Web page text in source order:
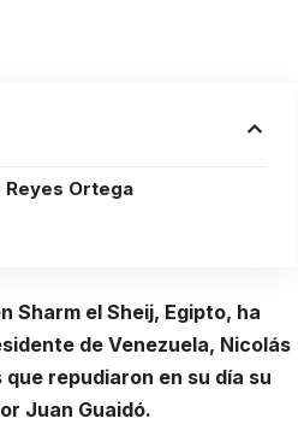
Reyes Ortega
Sharm el Sheij, Egipto, ha
de Venezuela, Nicolás
repudiaron en su día su
Juan Guaidó.